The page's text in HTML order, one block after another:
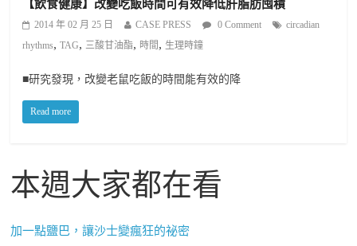
【飲食健康】改變吃飯時間可有效降低肝脂肪囤積
2014 年 02 月 25 日 CASE PRESS 0 Comment
circadian
rhythms,TAG,三酸甘油酯, 時間 , 生理時鐘
■研究發現，改變老鼠吃飯的時間能有效的降
Read more
本週大家都在看
加一點鹽巴，讓沙士變瘋狂的祕密